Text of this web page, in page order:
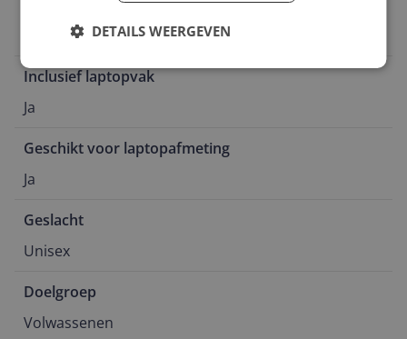
Inclusief laptopvak
Ja
Geschikt voor laptopafmeting
Ja
Geslacht
Unisex
Doelgroep
Volwassenen
DETAILS WEERGEVEN